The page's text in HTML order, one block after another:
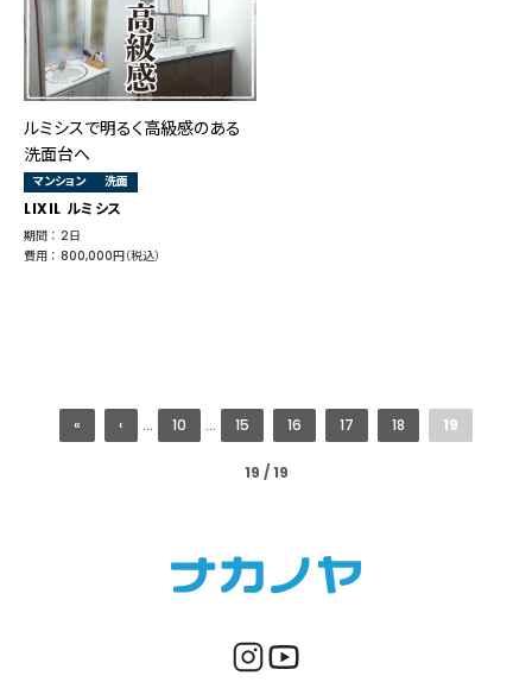
ルミシスで明るく高級感のある
洗面台へ
マンション 洗面
LIXIL ルミシス
期間 ： 2日
費用 ： 800,000円（税込）
19 / 19
« ‹ ... 10 ... 15 16 17 18 19